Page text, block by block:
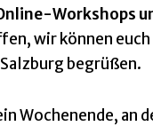
Workshops
wir können
begrüßen.
Wochenende, an